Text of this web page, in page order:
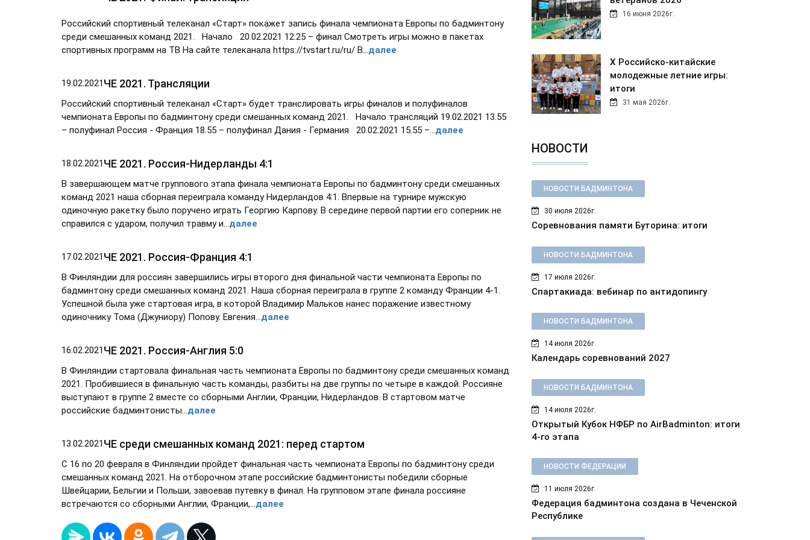
Российский спортивный телеканал «Старт» покажет запись финала чемпионата Европы по бадминтону
среди смешанных команд 2021. Начало 20.02.2021 12.25 – финал Смотреть игры можно в пакетах
спортивных программ на ТВ На сайте телеканала https://tvstart.ru/ru/ В...далее
19.02.2021 ЧЕ 2021. Трансляции
Российский спортивный телеканал «Старт» будет транслировать игры финалов и полуфиналов
чемпионата Европы по бадминтону среди смешанных команд 2021. Начало трансляций 19.02.2021 13.55
– полуфинал Россия - Франция 18.55 – полуфинал Дания - Германия 20.02.2021 15.55 –...далее
18.02.2021 ЧЕ 2021. Россия-Нидерланды 4:1
В завершающем матче группового этапа финала чемпионата Европы по бадминтону среди смешанных
команд 2021 наша сборная переиграла команду Нидерландов 4:1. Впервые на турнире мужскую
одиночную ракетку было поручено играть Георгию Карпову. В середине первой партии его соперник не
справился с ударом, получил травму и...далее
17.02.2021 ЧЕ 2021. Россия-Франция 4:1
В Финляндии для россиян завершились игры второго дня финальной части чемпионата Европы по
бадминтону среди смешанных команд 2021. Наша сборная переиграла в группе 2 команду Франции 4-1.
Успешной была уже стартовая игра, в которой Владимир Мальков нанес поражение известному
одиночнику Тома (Джуниору) Попову. Евгения...далее
16.02.2021 ЧЕ 2021. Россия-Англия 5:0
В Финляндии стартовала финальная часть чемпионата Европы по бадминтону среди смешанных команд
2021. Пробившиеся в финальную часть команды, разбиты на две группы по четыре в каждой. Россияне
выступают в группе 2 вместе со сборными Англии, Франции, Нидерландов. В стартовом матче
российские бадминтонисты...далее
13.02.2021 ЧЕ среди смешанных команд 2021: перед стартом
С 16 по 20 февраля в Финляндии пройдет финальная часть чемпионата Европы по бадминтону среди
смешанных команд 2021. На отборочном этапе российские бадминтонисты победили сборные
Швейцарии, Бельгии и Польши, завоевав путевку в финал. На групповом этапе финала россияне
встречаются со сборными Англии, Франции,...далее
16 июня 2026г.
Х Российско-китайские
молодежные летние игры:
итоги
31 мая 2026г.
НОВОСТИ
НОВОСТИ БАДМИНТОНА
30 июля 2026г.
Соревнования памяти Буторина: итоги
НОВОСТИ БАДМИНТОНА
17 июля 2026г.
Спартакиада: вебинар по антидопингу
НОВОСТИ БАДМИНТОНА
14 июля 2026г.
Календарь соревнований 2027
НОВОСТИ БАДМИНТОНА
14 июля 2026г.
Открытый Кубок НФБР по AirBadminton: итоги
4-го этапа
НОВОСТИ ФЕДЕРАЦИИ
11 июля 2026г.
Федерация бадминтона создана в Чеченской
Республике